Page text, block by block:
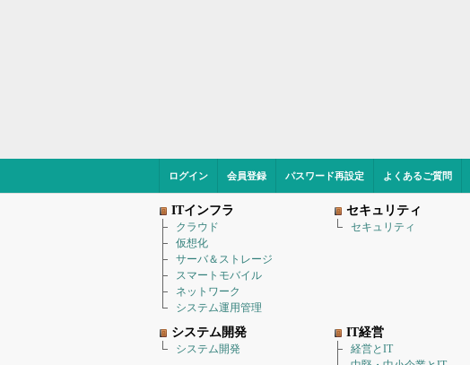
ログイン 会員登録 パスワード再設定 よくあるご質問
ITインフラ
クラウド
仮想化
サーバ＆ストレージ
スマートモバイル
ネットワーク
システム運用管理
セキュリティ
セキュリティ
システム開発
システム開発
IT経営
経営とIT